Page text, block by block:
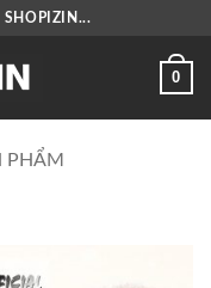
0
PHẨM